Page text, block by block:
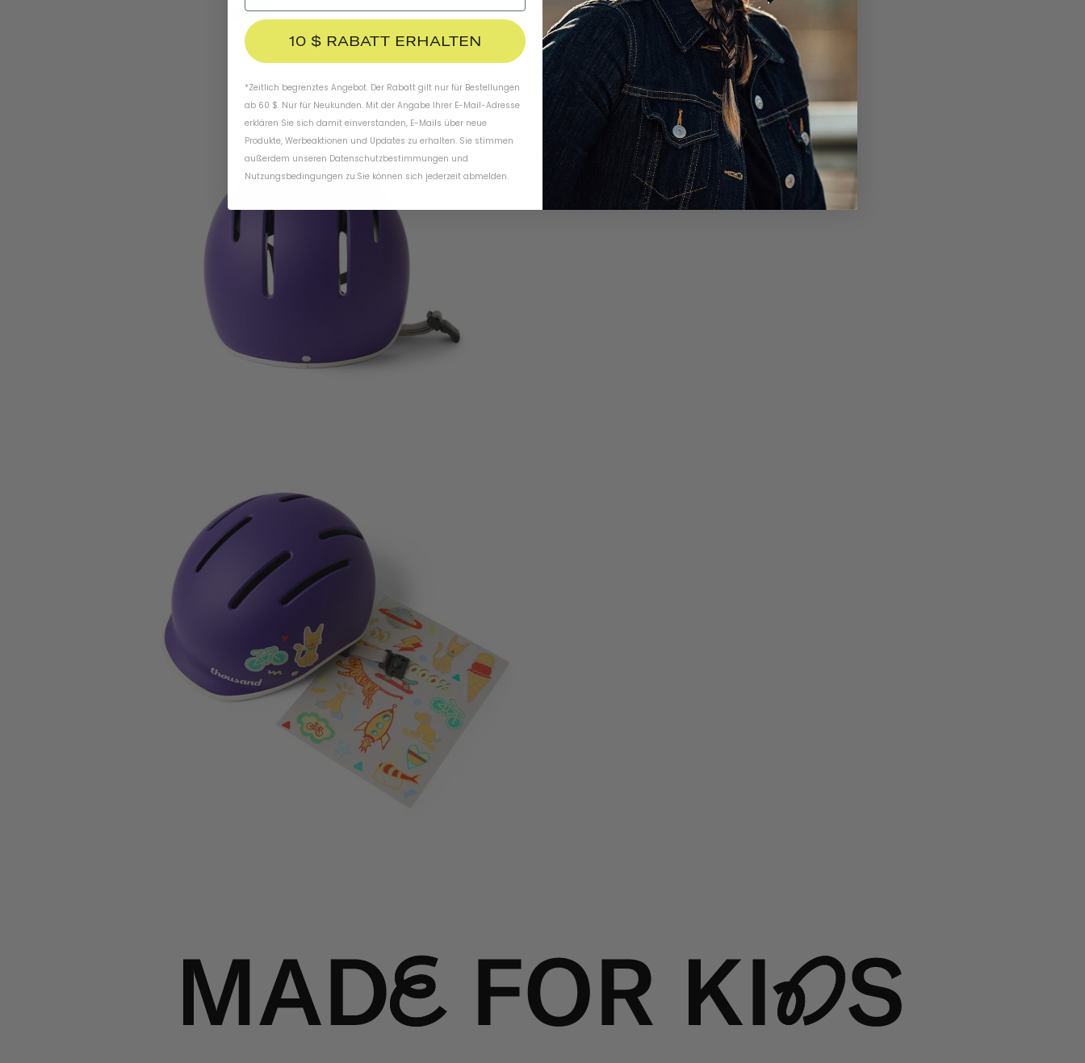
10 $ RABATT ERHALTEN
*Zeitlich begrenztes Angebot. Der Rabatt gilt nur für Bestellungen
ab 60 $. Nur für Neukunden. Mit der Angabe Ihrer E-Mail-Adresse
erklären Sie sich damit einverstanden, E-Mails über neue
Produkte, Werbeaktionen und Updates zu erhalten. Sie stimmen
außerdem unseren Datenschutzbestimmungen und
Nutzungsbedingungen zu.Sie können sich jederzeit abmelden.